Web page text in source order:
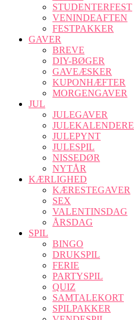
STUDENTERFEST
VENINDEAFTEN
FESTPAKKER
GAVER
BREVE
DIY-BØGER
GAVEÆSKER
KUPONHÆFTER
MORGENGAVER
JUL
JULEGAVER
JULEKALENDERE
JULEPYNT
JULESPIL
NISSEDØR
NYTÅR
KÆRLIGHED
KÆRESTEGAVER
SEX
VALENTINSDAG
ÅRSDAG
SPIL
BINGO
DRUKSPIL
FERIE
PARTYSPIL
QUIZ
SAMTALEKORT
SPILPAKKER